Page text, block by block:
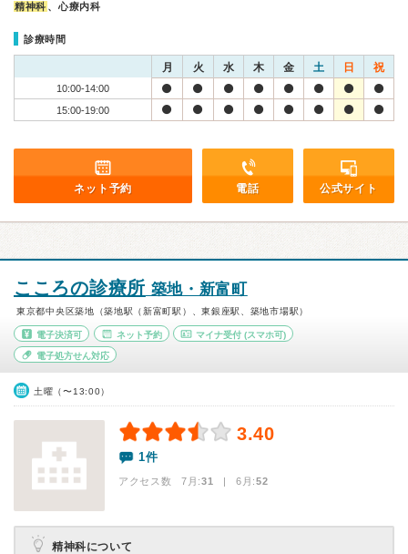
精神科 、心療内科
診療時間
月 火 水 木 金 土 日 祝
10:00-14:00
15:00-19:00
ネット予約 電話 公式サイト
こころの診療所 築地・新富町
東京都中央区築地（築地駅（新富町駅）、東銀座駅、築地市場駅）
電子決済可 ネット予約 マイナ受付 (スマホ可)
電子処方せん対応
土曜（〜13:00）
3.40
1件
アクセス数 7月:31 | 6月:52
精神科について